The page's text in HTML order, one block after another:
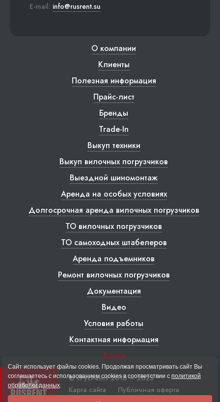
E-mail: info@rusrent.su
О компании
Клиенты
Полезная информация
Прайс-лист
Бренды
Trade-In
Выкуп техники
Выкуп вилочных погрузчиков
Выездной шиномонтаж
Аренда на особых условиях
Долгосрочная аренда вилочных погрузчиков
ТО вилочных погрузчиков
ТО самоходных штабелеров
Аренда подъемников
Ремонт вилочных погрузчиков
Документация
Видео
Условия работы
Контактная информация
Акции
© «РусРент» 2016 – 2023
Карта сайта
Публичная оферта
Сайт использует файлы cookies. Продолжая просматривать сайт Вы
соглашаетесь с использованием cookies в соответствии с политикой
обработки данных.